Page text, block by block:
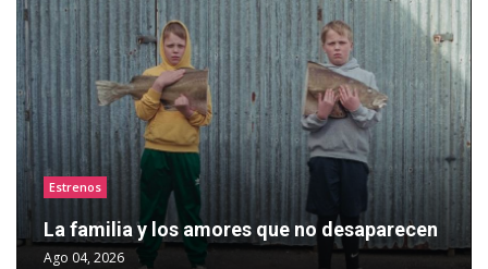
Estrenos
La familia y los amores que no desaparecen
Ago 04, 2026